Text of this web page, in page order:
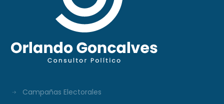
Campañas Electorales